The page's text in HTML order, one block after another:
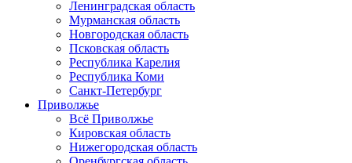
Ленинградская область
Мурманская область
Новгородская область
Псковская область
Республика Карелия
Республика Коми
Санкт-Петербург
Приволжье
Всё Приволжье
Кировская область
Нижегородская область